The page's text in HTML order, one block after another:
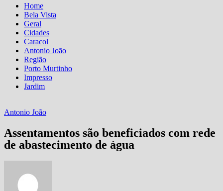
Home
Bela Vista
Geral
Cidades
Caracol
Antonio João
Região
Porto Murtinho
Impresso
Jardim
Antonio João
Assentamentos são beneficiados com rede
de abastecimento de água